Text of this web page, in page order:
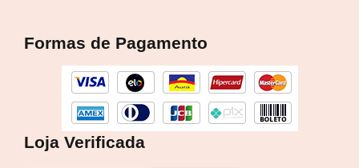
o
g
a
m
k
Formas de Pagamento
Loja Verificada